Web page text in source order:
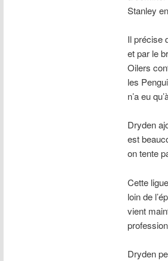
Stanley
Il précise
et par le
Oilers
les
n’a eu
Dryden
est
on tente
Cette
loin de
vient
Dryden